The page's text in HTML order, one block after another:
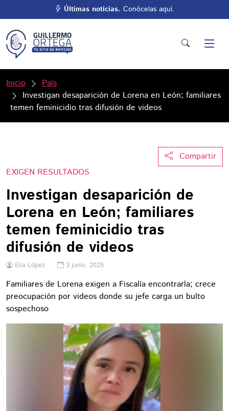
Últimas noticias. Conócelas aquí.
Inicio
País
Investigan desaparición de Lorena en León; familiares
temen feminicidio tras difusión de videos
Compartir
EXIGEN RESULTADOS
Investigan desaparición de
Lorena en León; familiares
temen feminicidio tras
difusión de videos
Elia López 3 junio, 2025
Familiares de Lorena exigen a Fiscalía encontrarla; crece
preocupación por videos donde su jefe carga un bulto
sospechoso